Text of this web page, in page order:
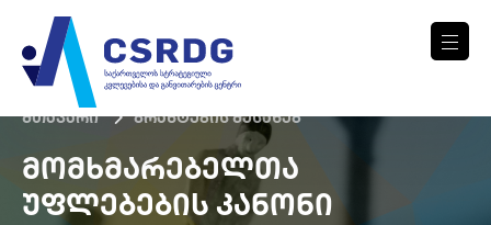
მთავარი გრანტების შესახებ
ᲛᲝᲛᲮᲛᲐᲠᲔᲑᲔᲚᲗᲐ
ᲣᲤᲚᲔᲑᲔᲑᲘᲡ ᲙᲐᲜᲝᲜᲘ